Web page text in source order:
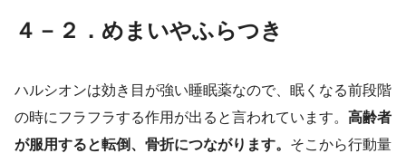
４－２．めまいやふらつき
ハルシオンは効き目が強い睡眠薬なので、眠くなる前段階
の時にフラフラする作用が出ると言われています。 高齢者
が服用すると転倒、骨折につながります。 そこから行動量